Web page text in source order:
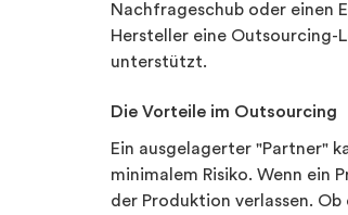
Nachfrageschub oder einen
Hersteller eine
unterstützt.
Die Vorteile im Outsourcing
Ein ausgelagerter "Partner"
minimalem Risiko. Wenn ein
der Produktion verlassen.